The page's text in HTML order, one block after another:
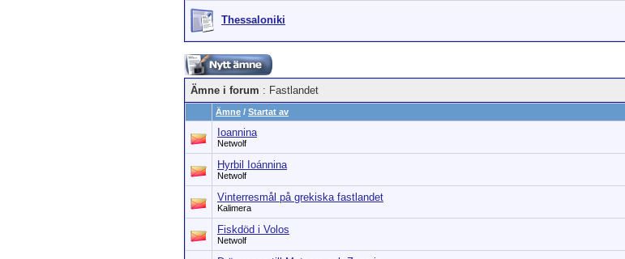
Thessaloniki
Ämne i forum : Fastlandet
Ämne / Startat av
Ioannina
Netwolf
Hyrbil Ioánnina
Netwolf
Vinterresmål på grekiska fastlandet
Kalimera
Fiskdöd i Volos
Netwolf